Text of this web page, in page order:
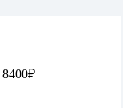
8400₽